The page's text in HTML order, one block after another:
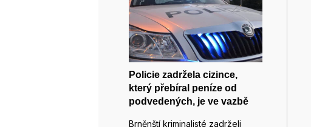
Policie zadržela cizince,
který přebíral peníze od
podvedených, je ve vazbě
Brněnští kriminalisté zadrželi